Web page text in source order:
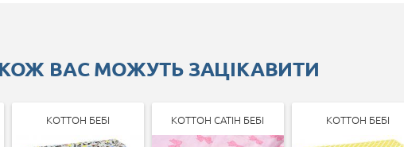
ВАС МОЖУТЬ ЗАЦІКАВИТИ
КОТТОН БЕБІ КОТТОН САТІН БЕБІ КОТТОН БЕБІ